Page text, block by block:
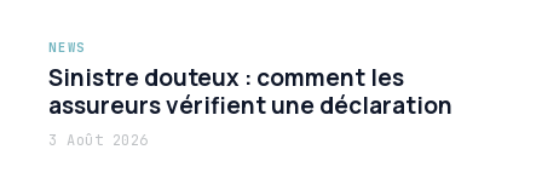
NEWS
Sinistre douteux : comment les
assureurs vérifient une déclaration
3 Août 2026